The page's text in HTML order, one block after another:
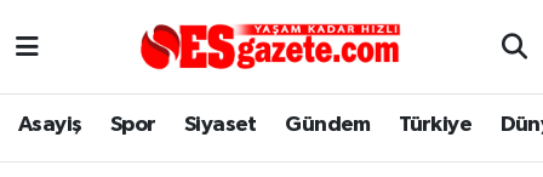
Asayiş Spor Siyaset Gündem Türkiye
Asayiş
Yaşam
Eskişehir Nöbetçi Eczaneler